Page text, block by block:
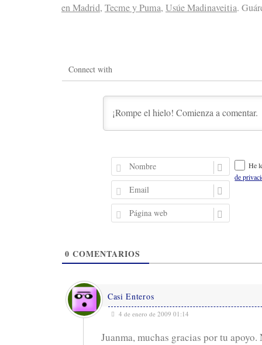
en Madrid, Tecme y Puma, Usúe Madinaveitia.
Connect with
N
o
m
r
m
a
á
a
He
de
0 COMENTARIOS
Casi Enteros
4 de enero de 2009 01:14
Juanma, muchas gracias por tu apoyo.